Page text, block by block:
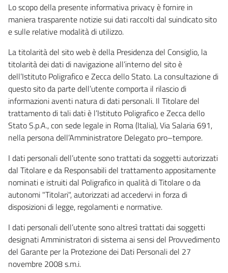
Lo scopo della presente informativa privacy è fornire in
maniera trasparente notizie sui dati raccolti dal suindicato sito
e sulle relative modalità di utilizzo.
La titolarità del sito web è della Presidenza del Consiglio, la
titolarità dei dati di navigazione all’interno del sito è
dell’Istituto Poligrafico e Zecca dello Stato. La consultazione di
questo sito da parte dell’utente comporta il rilascio di
informazioni aventi natura di dati personali. Il Titolare del
trattamento di tali dati è l’Istituto Poligrafico e Zecca dello
Stato S.p.A., con sede legale in Roma (Italia), Via Salaria 691,
nella persona dell’Amministratore Delegato pro–tempore.
I dati personali dell’utente sono trattati da soggetti autorizzati
dal Titolare e da Responsabili del trattamento appositamente
nominati e istruiti dal Poligrafico in qualità di Titolare o da
autonomi "Titolari", autorizzati ad accedervi in forza di
disposizioni di legge, regolamenti e normative.
I dati personali dell’utente sono altresì trattati dai soggetti
designati Amministratori di sistema ai sensi del Provvedimento
del Garante per la Protezione dei Dati Personali del 27
novembre 2008 s.m.i.